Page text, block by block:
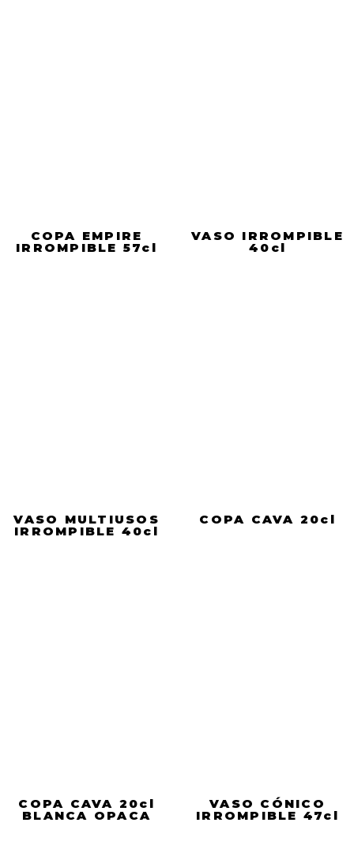
COPA EMPIRE
IRROMPIBLE 57cl
VASO IRROMPIBLE
40cl
VASO MULTIUSOS
IRROMPIBLE 40cl
COPA CAVA 20cl
COPA CAVA 20cl
BLANCA OPACA
VASO CÓNICO
IRROMPIBLE 47cl